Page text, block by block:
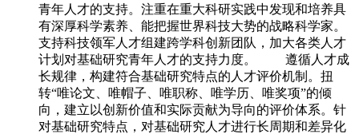
青年人才的支持。注重在重大科研实践中发现和培养具
有深厚科学素养、能把握世界科技大势的战略科学家。
支持科技领军人才组建跨学科创新团队，加大各类人才
计划对基础研究青年人才的支持力度。 遵循人才成
长规律，构建符合基础研究特点的人才评价机制。扭
转“唯论文、唯帽子、唯职称、唯学历、唯奖项”的倾
向，建立以创新价值和实际贡献为导向的评价体系。针
对基础研究特点，对基础研究人才进行长周期和差异化